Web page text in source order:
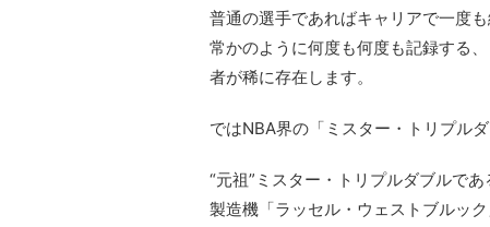
普通の選手であればキャリアで一度
常かのように何度も何度も記録する
者が稀に存在します。
ではNBA界の「ミスター・トリプル
“元祖”ミスター・トリプルダブルで
製造機「ラッセル・ウェストブルッ